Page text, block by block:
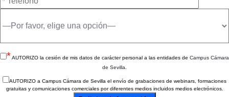
*AUTORIZO la cesión de mis datos de carácter personal a las entidades de Campus Cámara
de Sevilla.
AUTORIZO a Campus Cámara de Sevilla el envío de grabaciones de webinars, formaciones
gratuitas y comunicaciones comerciales por diferentes medios incluidos medios electrónicos.